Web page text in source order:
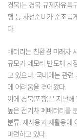
경북)는 경북 규제자유특
행 등 사전준비가 순조롭
다.
배터리는 친환경 미래차
규모가 메모리 반도체 시
고 있으나, 국내에는 관
에 어려움을 겪어왔다.
이에 경북(포항)은 지난
높은 전기차 폐배터리를
분류, 재사용과 재활용에
마련하고 있다.